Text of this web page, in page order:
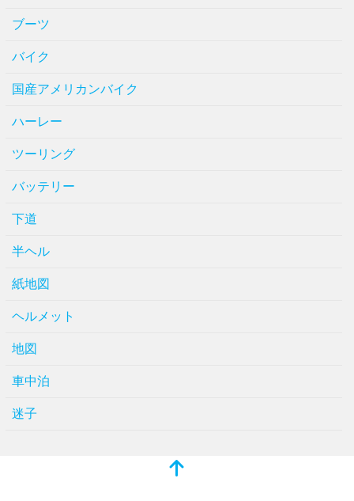
ブーツ
バイク
国産アメリカンバイク
ハーレー
ツーリング
バッテリー
下道
半ヘル
紙地図
ヘルメット
地図
車中泊
迷子